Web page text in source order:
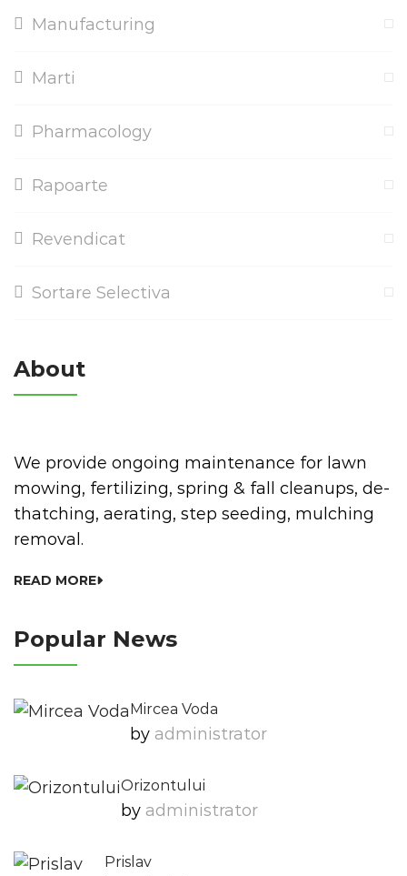
Manufacturing
Marti
Pharmacology
Rapoarte
Revendicat
Sortare Selectiva
About
We provide ongoing maintenance for lawn
mowing, fertilizing, spring & fall cleanups, de-
thatching, aerating, step seeding, mulching
removal.
READ MORE
Popular News
Mircea Voda
by Administrator
Orizontului
by Administrator
Prislav